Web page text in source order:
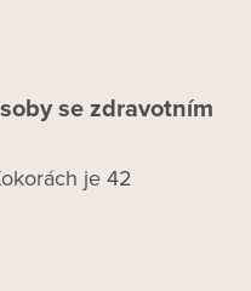
se zdravotním
je 42